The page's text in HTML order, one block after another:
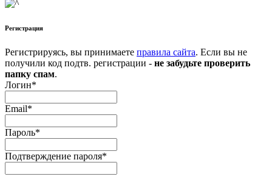
Регистрация
Регистрируясь, вы принимаете правила сайта. Если вы не
получили код подтв. регистрации - не забудьте проверить
папку спам.
Логин*
Email*
Пароль*
Подтверждение пароля*